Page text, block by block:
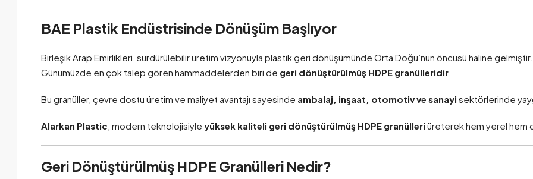
BAE Plastik Endüstrisinde Dönüşüm Başlıyor
Birleşik Arap Emirlikleri, sürdürülebilir üretim vizyonuyla plastik geri dönüşümünde Orta Doğu’nun öncüsü haline gelmiştir.
Günümüzde en çok talep gören hammaddelerden biri de geri dönüştürülmüş HDPE granülleridir
Bu granüller, çevre dostu üretim ve maliyet avantajı sayesinde ambalaj, inşaat, otomotiv ve sanayi sektörlerinde
Alarkan Plastic , modern teknolojisiyle yüksek kaliteli geri dönüştürülmüş HDPE granülleri üreterek hem yerel hem
Geri Dönüştürülmüş HDPE Granülleri Nedir?